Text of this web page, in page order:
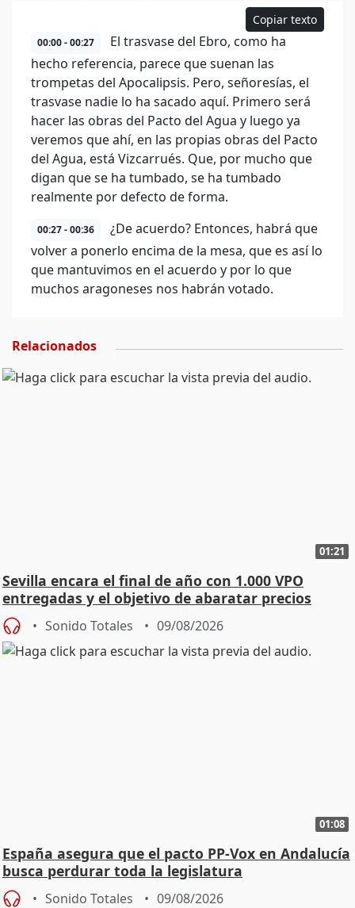
Copiar texto
00:00 - 00:27
El trasvase del Ebro, como ha
hecho referencia, parece que suenan las
trompetas del Apocalipsis. Pero, señoresías, el
trasvase nadie lo ha sacado aquí. Primero será
hacer las obras del Pacto del Agua y luego ya
veremos que ahí, en las propias obras del Pacto
del Agua, está Vizcarrués. Que, por mucho que
digan que se ha tumbado, se ha tumbado
realmente por defecto de forma.
00:27 - 00:36
¿De acuerdo? Entonces, habrá que
volver a ponerlo encima de la mesa, que es así lo
que mantuvimos en el acuerdo y por lo que
muchos aragoneses nos habrán votado.
Relacionados
01:21
Sevilla encara el final de año con 1.000 VPO
entregadas y el objetivo de abaratar precios
Sonido Totales 09/08/2026
01:08
España asegura que el pacto PP-Vox en Andalucía
busca perdurar toda la legislatura
Sonido Totales 09/08/2026